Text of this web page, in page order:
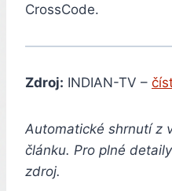
CrossCode.
Zdroj: INDIAN-TV –
Automatické shrnutí z
článku. Pro plné
zdroj.